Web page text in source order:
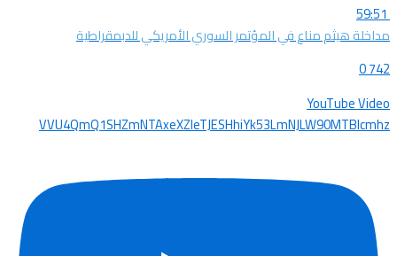
59:51
مداخلة هيثم مناع في المؤتمر السوري الأمريكي للدبمقراطية
742
0
YouTube Video
VVU4QmQ1SHZmNTAxeXZleTJESHhiYk53LmNJLW90MTBIcmhz